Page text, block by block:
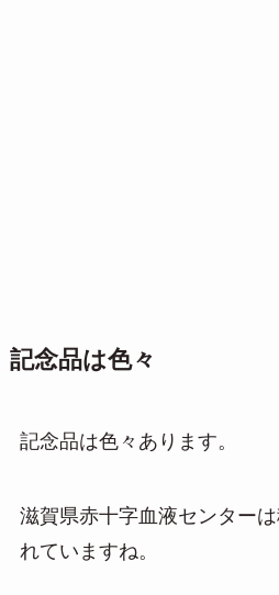
記念品は色々
記念品は色々あります。
滋賀県赤十字血液センター
れていますね。